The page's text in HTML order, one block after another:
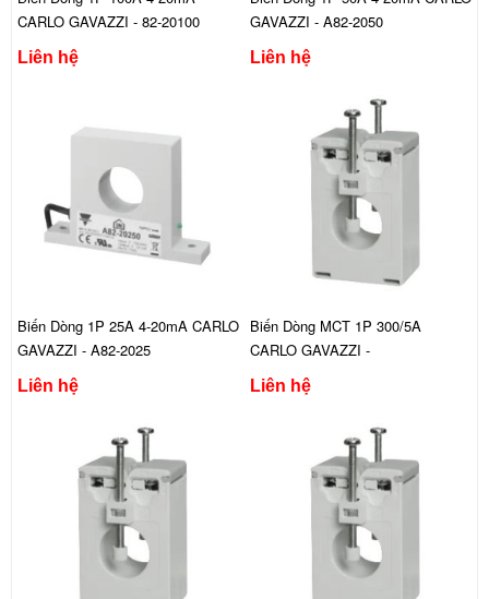
CARLO GAVAZZI - 82-20100
Liên hệ
GAVAZZI - A82-2050
Liên hệ
Biến Dòng 1P 25A 4-20mA CARLO
GAVAZZI - A82-2025
Liên hệ
Biến Dòng MCT 1P 300/5A
CARLO GAVAZZI -
CTD1X3005AXXX
Liên hệ